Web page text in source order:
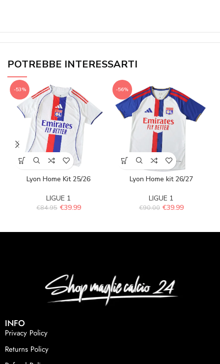
POTREBBE INTERESSARTI
-53%
Lyon Home Kit 25/26
LIGUE 1
€84.95 €39.99
-56%
Lyon Home kit 26/27
LIGUE 1
€90.00 €39.99
INFO
Privacy Policy
Returns Policy